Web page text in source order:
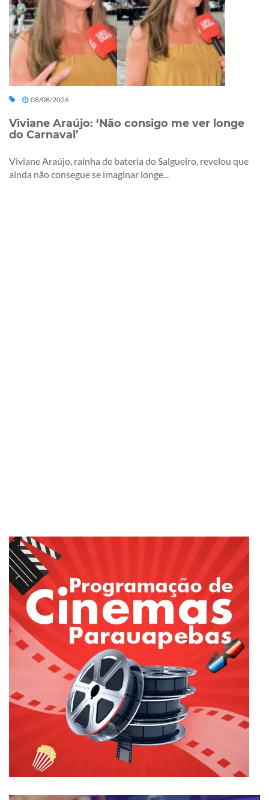
08/08/2026
Viviane Araújo: ‘Não consigo me ver longe
do Carnaval’
Viviane Araújo, rainha de bateria do Salgueiro, revelou que
ainda não consegue se imaginar longe...